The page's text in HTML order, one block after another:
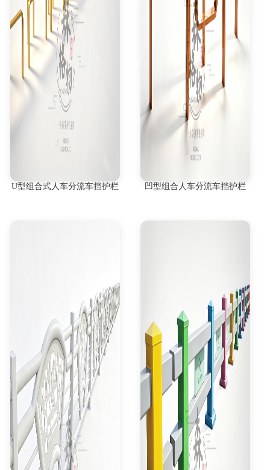
U型组合式人车分流车挡护栏 凹型组合人车分流车挡护栏